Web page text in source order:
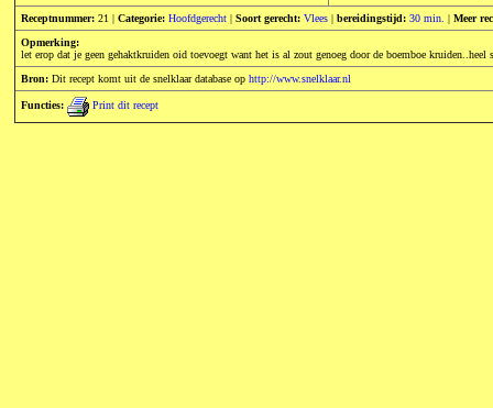
Receptnummer: 21 | Categorie: Hoofdgerecht | Soort gerecht: Vlees | bereidingstijd: 30 min. | Meer
Opmerking:
let erop dat je geen gehaktkruiden oid toevoegt want het is al zout genoeg door de boemboe kruiden..heel
Bron: Dit recept komt uit de snelklaar database op http://www.snelklaar.nl
Functies: Print dit recept